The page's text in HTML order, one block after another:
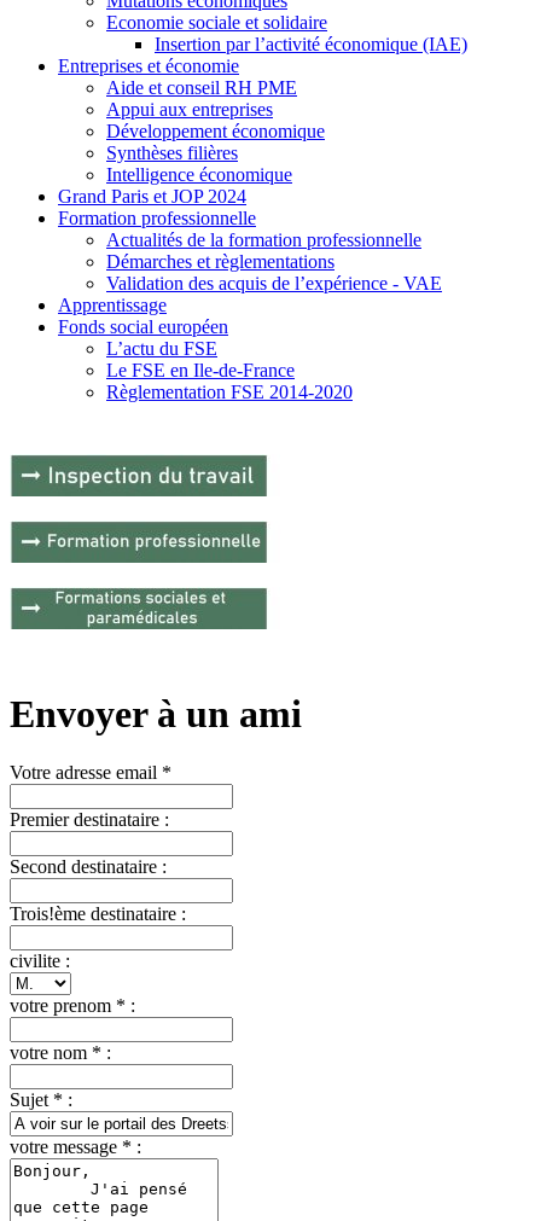
Economie sociale et solidaire
Insertion par l’activité économique (IAE)
Entreprises et économie
Aide et conseil RH PME
Appui aux entreprises
Développement économique
Synthèses filières
Intelligence économique
Grand Paris et JOP 2024
Formation professionnelle
Actualités de la formation professionnelle
Démarches et règlementations
Validation des acquis de l’expérience - VAE
Apprentissage
Fonds social européen
L’actu du FSE
Le FSE en Ile-de-France
Règlementation FSE 2014-2020
Envoyer à un ami
Votre adresse email *
Premier destinataire :
Second destinataire :
Trois!ème destinataire :
civilite :
votre prenom * :
votre nom * :
Sujet * :
votre message * :